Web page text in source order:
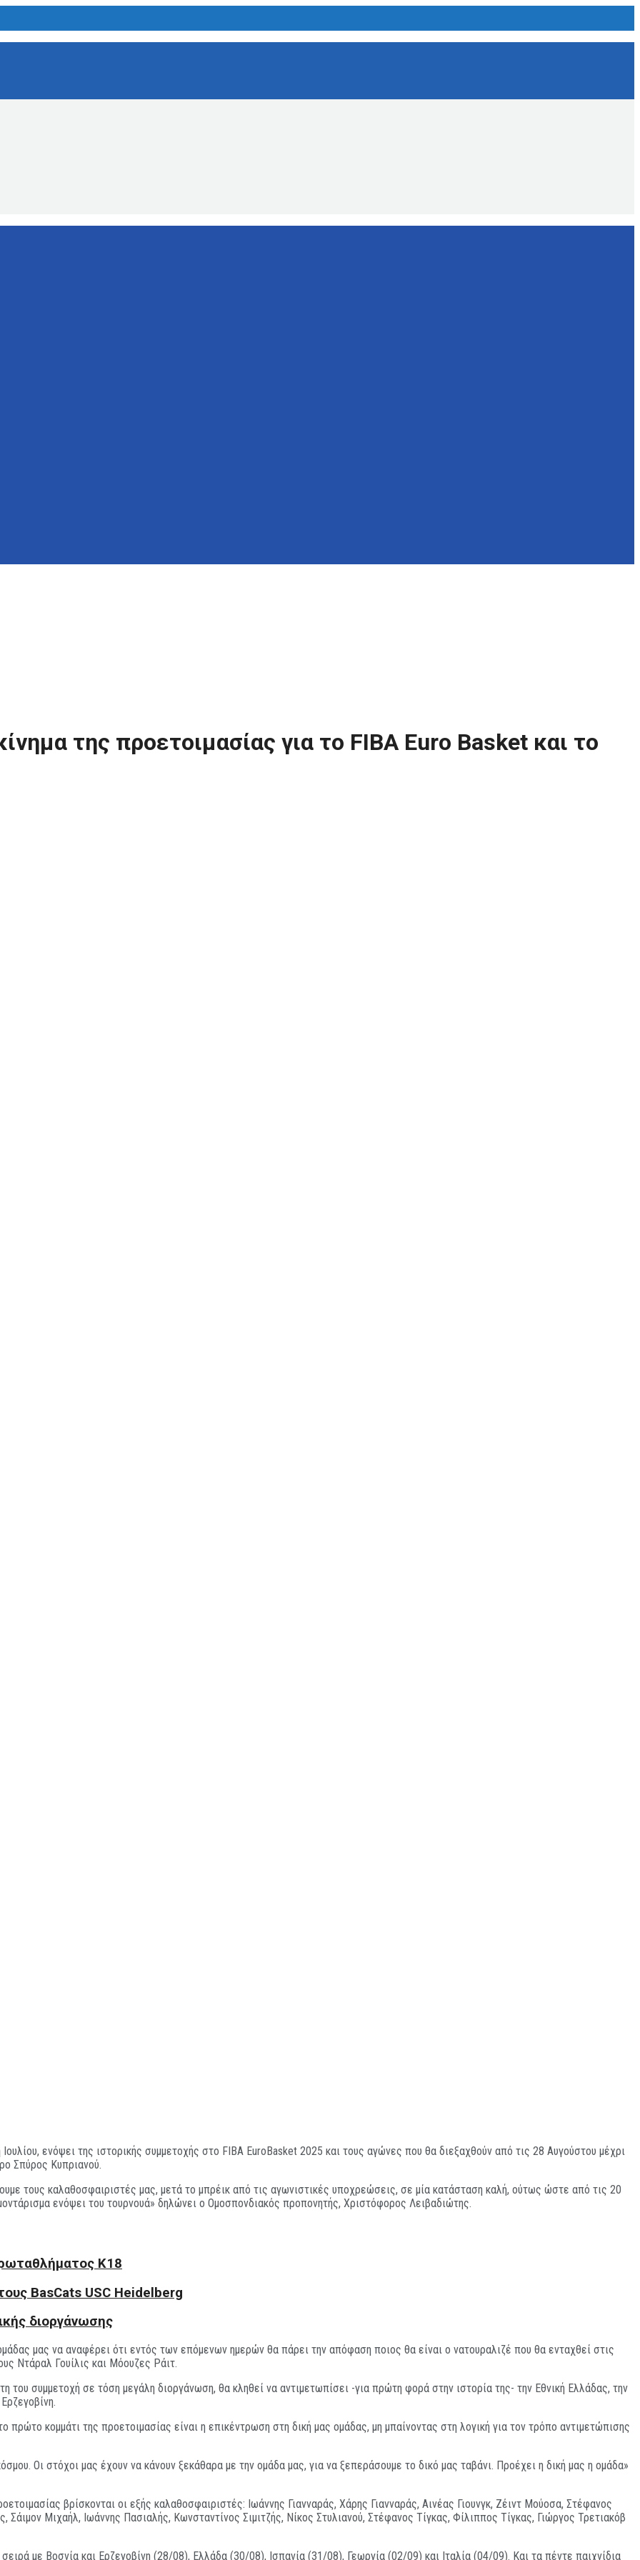
της προετοιμασίας για το FIBA Euro Basket και το
ενόψει της ιστορικής συμμετοχής στο FIBA EuroBasket 2025 και τους αγώνες που θα διεξαχθούν από τις 28 Αυγούστου μέχρι
Σπύρος Κυπριανού.
τους καλαθοσφαιριστές μας, μετά το μπρέικ από τις αγωνιστικές υποχρεώσεις, σε μία κατάσταση καλή, ούτως ώστε από τις 20
ενόψει του τουρνουά» δηλώνει ο Ομοσπονδιακός προπονητής, Χριστόφορος Λειβαδιώτης.
Κ18
BasCats USC Heidelberg
διοργάνωσης
μας να αναφέρει ότι εντός των επόμενων ημερών θα πάρει την απόφαση ποιος θα είναι ο νατουραλιζέ που θα ενταχθεί στις
Ντάραλ Γουίλις και Μόουζες Ράιτ.
του συμμετοχή σε τόση μεγάλη διοργάνωση, θα κληθεί να αντιμετωπίσει -για πρώτη φορά στην ιστορία της- την Εθνική Ελλάδας, την
κομμάτι της προετοιμασίας είναι η επικέντρωση στη δική μας ομάδας, μη μπαίνοντας στη λογική για τον τρόπο αντιμετώπισης
Οι στόχοι μας έχουν να κάνουν ξεκάθαρα με την ομάδα μας, για να ξεπεράσουμε το δικό μας ταβάνι. Προέχει η δική μας η ομάδα»
βρίσκονται οι εξής καλαθοσφαιριστές: Ιωάννης Γιανναράς, Χάρης Γιανναράς, Αινέας Γιουνγκ, Ζέιντ Μούοσα, Στέφανος
Μιχαήλ, Ιωάννης Πασιαλής, Κωνσταντίνος Σιμιτζής, Νίκος Στυλιανού, Στέφανος Τίγκας, Φίλιππος Τίγκας, Γιώργος Τρετιακόβ
με Βοσνία και Ερζεγοβίνη (28/08), Ελλάδα (30/08), Ισπανία (31/08), Γεωργία (02/09) και Ιταλία (04/09). Και τα πέντε παιχνίδια